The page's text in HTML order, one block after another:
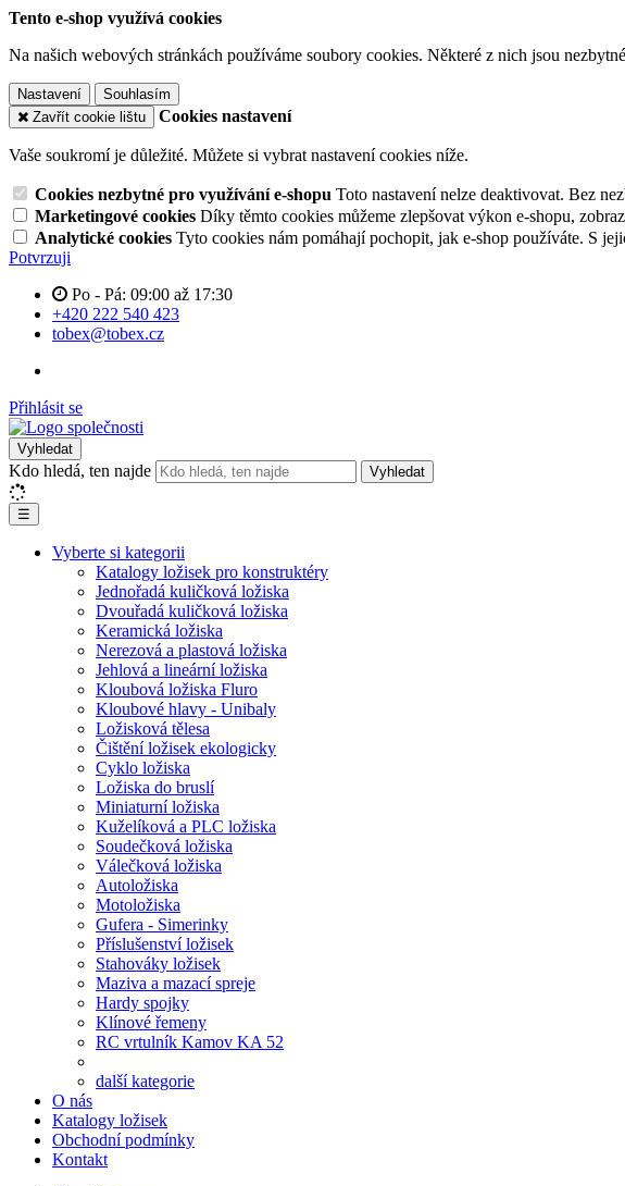
Tento e-shop využívá cookies
Na našich webových stránkách používáme soubory cookies. Některé z nich jsou
Nastavení
Souhlasím
Zavřít cookie lištu
Cookies nastavení
Vaše soukromí je důležité. Můžete si vybrat nastavení cookies níže.
Cookies nezbytné pro využívání e-shopu Toto nastavení nelze deaktivovat. Bez
Marketingové cookies Díky těmto cookies můžeme zlepšovat výkon e-shopu,
Analytické cookies Tyto cookies nám pomáhají pochopit, jak e-shop používáte. S
Potvrzuji
Po - Pá: 09:00 až 17:30
+420 222 540 423
tobex@tobex.cz
Přihlásit se
Vyhledat
Kdo hledá, ten najde Vyhledat
☰
Vyberte si kategorii
Katalogy ložisek pro konstruktéry
Jednořadá kuličková ložiska
Dvouřadá kuličková ložiska
Keramická ložiska
Nerezová a plastová ložiska
Jehlová a lineární ložiska
Kloubová ložiska Fluro
Kloubové hlavy - Unibaly
Ložisková tělesa
Čištění ložisek ekologicky
Cyklo ložiska
Ložiska do bruslí
Miniaturní ložiska
Kuželíková a PLC ložiska
Soudečková ložiska
Válečková ložiska
Autoložiska
Motoložiska
Gufera - Simerinky
Příslušenství ložisek
Stahováky ložisek
Maziva a mazací spreje
Hardy spojky
Klínové řemeny
RC vrtulník Kamov KA 52
další kategorie
O nás
Katalogy ložisek
Obchodní podmínky
Kontakt